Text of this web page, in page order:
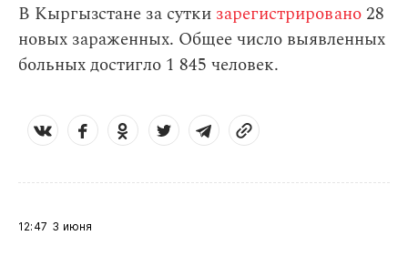
В Кыргызстане за сутки зарегистрировано28
новых зараженных. Общее число выявленных
больных достигло 1 845 человек.
12:47 3 июня